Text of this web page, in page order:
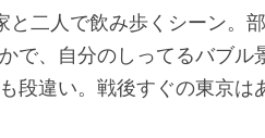
と二人で飲み歩くシーン。
で、自分のしってるバブル
段違い。戦後すぐの東京は